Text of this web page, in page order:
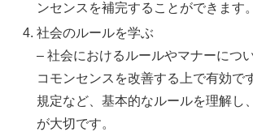
ンセンスを補完することができます。
社会のルールを学ぶ
– 社会におけるルールやマナーにつ
コモンセンスを改善する上で有効で
規定など、基本的なルールを理解し
が大切です。